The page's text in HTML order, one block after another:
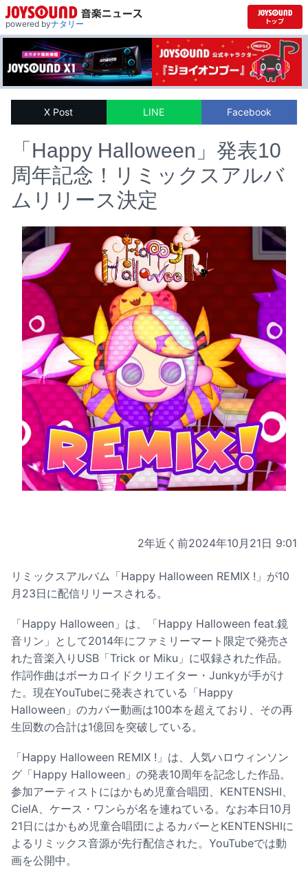
powered byナタリー
X Post LINE Facebook
「Happy Halloween」発表10
周年記念！リミックスアルバ
ムリリース決定
2年近く前2024年10月21日 9:01
リミックスアルバム「Happy Halloween REMIX !」が10
月23日に配信リリースされる。
「Happy Halloween」は、「Happy Halloween feat.鏡
音リン」として2014年にファミリーマート限定で発売さ
れた音楽入りUSB「Trick or Miku」に収録された作品。
作詞作曲はボーカロイドクリエイター・Junkyが手がけ
た。現在YouTubeに発表されている「Happy
Halloween」のカバー動画は100本を超えており、その再
生回数の合計は1億回を突破している。
「Happy Halloween REMIX !」は、人気ハロウィンソン
グ「Happy Halloween」の発表10周年を記念した作品。
参加アーティストにはかもめ児童合唱団、KENTENSHI、
CielA、ケース・ワンらが名を連ねている。なお本日10月
21日にはかもめ児童合唱団によるカバーとKENTENSHIに
よるリミックス音源が先行配信された。YouTubeでは動
画を公開中。